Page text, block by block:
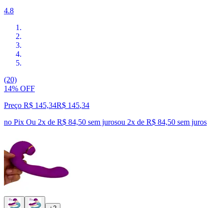
4.8
(20)
14% OFF
Preço R$ 145,34R$ 145,34
no Pix Ou 2x de R$ 84,50 sem jurosou 2x de R$ 84,50 sem juros